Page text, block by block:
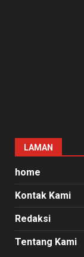
LAMAN
home
Kontak Kami
Redaksi
Tentang Kami